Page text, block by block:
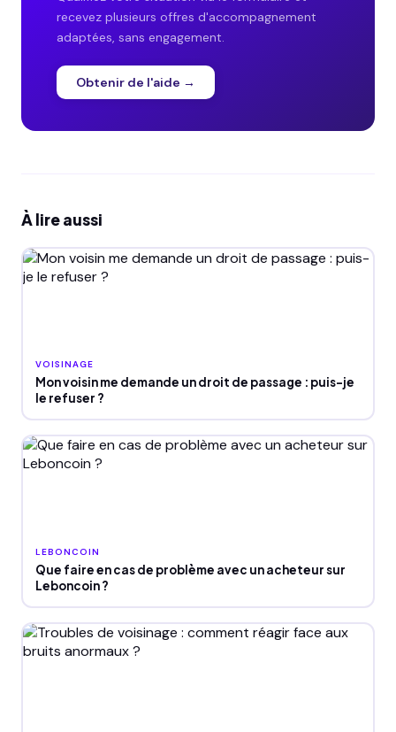
recevez plusieurs offres d'accompagnement
adaptées, sans engagement.
Obtenir de l'aide →
À lire aussi
VOISINAGE
Mon voisin me demande un droit de passage : puis-je
le refuser ?
LEBONCOIN
Que faire en cas de problème avec un acheteur sur
Leboncoin ?